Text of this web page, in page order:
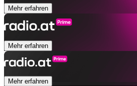
Mehr erfahren
Mehr erfahren
Mehr erfahren